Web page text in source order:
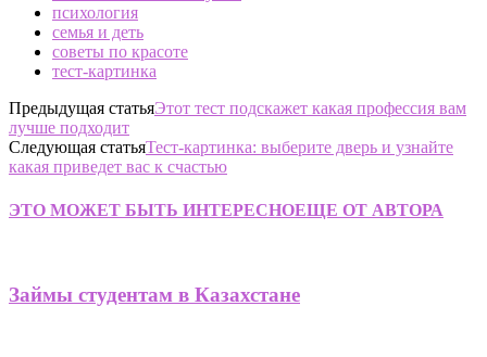
психология
семья и деть
советы по красоте
тест-картинка
Предыдущая статьяЭтот тест подскажет какая профессия вам
лучше подходит
Следующая статьяТест-картинка: выберите дверь и узнайте
какая приведет вас к счастью
ЭТО МОЖЕТ БЫТЬ ИНТЕРЕСНОЕЩЕ ОТ АВТОРА
Займы студентам в Казахстане